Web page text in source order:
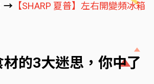
→ 【SHARP 夏普】左右開變頻冰箱
的3大迷思，你中了